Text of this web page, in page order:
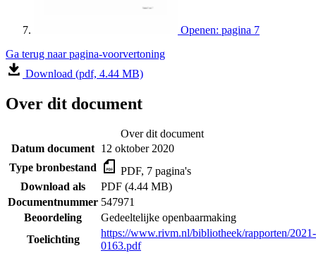
Openen: pagina 7
Ga terug naar pagina-voorvertoning
Download (pdf, 4.44 MB)
Over dit document
Over dit document
Datum document 12 oktober 2020
Type bronbestand
PDF, 7 pagina's
Download als
PDF (4.44 MB)
Documentnummer 547971
Beoordeling
Gedeeltelijke openbaarmaking
Toelichting
https://www.rivm.nl/bibliotheek/rapporten/2021-
0163.pdf